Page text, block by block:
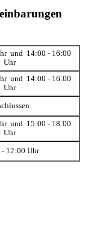
und 14:00 - 16:00
Uhr
und 14:00 - 16:00
Uhr
und 15:00 - 18:00
Uhr
12:00 Uhr